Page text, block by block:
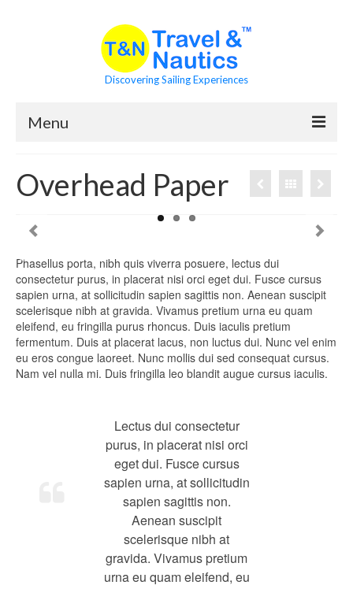
Discovering Sailing Experiences
Menu
Sólo 5 Vídeos
Formación Náutica
Acceso a Classroom
Enlaces para Navegantes
Viajes Náuticos
Baja California Sur (MX)
Acapulco (MX)
Valle de Bravo (MX)
Preguntas Frecuentes
Colaboradores
Overhead Paper
Phasellus porta, nibh quis viverra posuere, lectus dui
consectetur purus, in placerat nisi orci eget dui. Fusce cursus
sapien urna, at sollicitudin sapien sagittis non. Aenean suscipit
scelerisque nibh at gravida. Vivamus pretium urna eu quam
eleifend, eu fringilla purus rhoncus. Duis iaculis pretium
fermentum. Duis at placerat lacus, non luctus dui. Nunc vel enim
eu eros congue laoreet. Nunc mollis dui sed consequat cursus.
Nam vel nulla mi. Duis fringilla leo blandit augue cursus iaculis.
Lectus dui consectetur
purus, in placerat nisi orci
eget dui. Fusce cursus
sapien urna, at sollicitudin
sapien sagittis non.
Aenean suscipit
scelerisque nibh at
gravida. Vivamus pretium
urna eu quam eleifend, eu